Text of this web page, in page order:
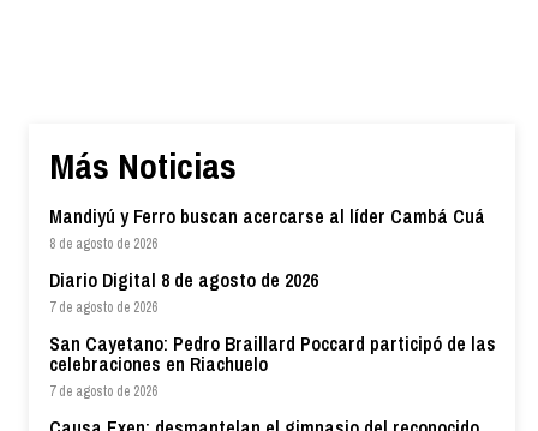
Más Noticias
Mandiyú y Ferro buscan acercarse al líder Cambá Cuá
8 de agosto de 2026
Diario Digital 8 de agosto de 2026
7 de agosto de 2026
San Cayetano: Pedro Braillard Poccard participó de las
celebraciones en Riachuelo
7 de agosto de 2026